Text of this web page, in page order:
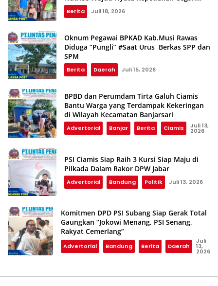
Stunting
Berita Juli 18, 2026
Oknum Pegawai BPKAD Kab.Musi Rawas
Diduga “Pungli” #Saat Urus Berkas SPP dan
SPM
Berita Daerah Juli 15, 2026
BPBD dan Perumdam Tirta Galuh Ciamis
Bantu Warga yang Terdampak Kekeringan
di Wilayah Kecamatan Banjarsari
Advertorial Banjar Berita Ciamis Juli 13,
2026
PSI Ciamis Siap Raih 3 Kursi Siap Maju di
Pilkada Dalam Rakor DPW Jabar
Advertorial Bandung Politik Juli 13, 2026
Komitmen DPD PSI Subang Siap Gerak Total
Gaungkan “Jokowi Menang, PSI Senang,
Rakyat Cemerlang”
Advertorial Bandung Berita Daerah
Juli
13,
2026